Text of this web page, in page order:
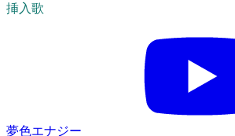
挿入歌
夢色エナジー